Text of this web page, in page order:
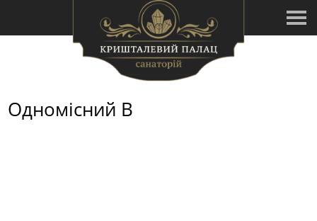
Одномісний В